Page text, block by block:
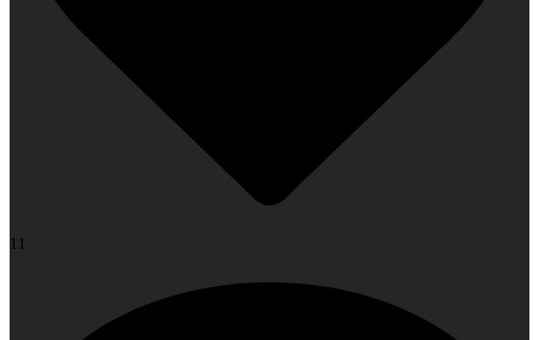
11